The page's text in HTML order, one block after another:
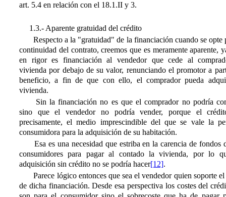
art. 5.4 en relación con el 18.1.II y 3.
1.3.- Aparente gratuidad del crédito
Respecto a la "gratuidad" de la financiación cuando se opte
continuidad del contrato, creemos que es meramente aparente,
en rigor es financiación al vendedor que cede al
vivienda por debajo de su valor, renunciando el promotor a
beneficio, a fin de que con ello, el comprador pueda
vivienda.
Sin la financiación no es que el comprador no podría
sino que el vendedor no podría vender, porque el
precisamente, el medio imprescindible del que se vale la
consumidora para la adquisición de su habitación.
Esa es una necesidad que estriba en la carencia de fondos
consumidores para pagar al contado la vivienda, por lo
adquisición sin crédito no se podría hacer[12].
Parece lógico entonces que sea el vendedor quien soporte el
de dicha financiación. Desde esa perspectiva los costes del